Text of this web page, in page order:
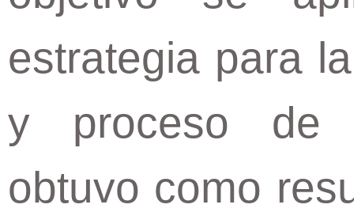
estrategia para
y proceso de
obtuvo como